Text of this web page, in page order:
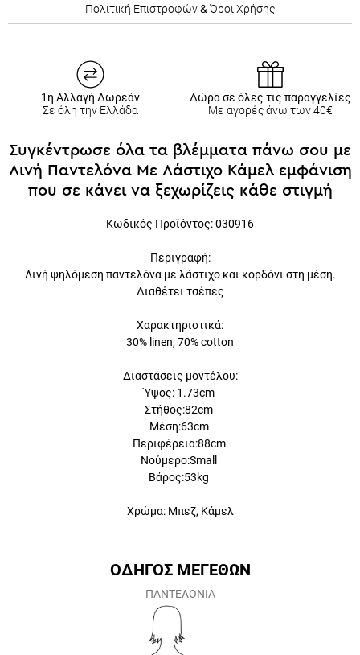
Πολιτική Επιστροφών& Όροι Χρήσης
1η Αλλαγή Δωρεάν
Σε όλη την Ελλάδα
Δώρα σε όλες τις παραγγελίες
Με αγορές άνω των 40€
Συγκέντρωσε όλα τα βλέμματα πάνω σου με
Λινή Παντελόνα Με Λάστιχο Κάμελ εμφάνιση
που σε κάνει να ξεχωρίζεις κάθε στιγμή
Κωδικός Προϊόντος: 030916
Περιγραφή:
Λινή ψηλόμεση παντελόνα με λάστιχο και κορδόνι στη μέση.
Διαθέτει τσέπες
Χαρακτηριστικά:
30% linen, 70% cotton
Διαστάσεις μοντέλου:
Ύψος: 1.73cm
Στήθος:82cm
Μέση:63cm
Περιφέρεια:88cm
Νούμερο:Small
Βάρος:53kg
Χρώμα: Μπεζ, Κάμελ
ΟΔΗΓΟΣ ΜΕΓΕΘΩΝ
ΠΑΝΤΕΛΟΝΙΑ